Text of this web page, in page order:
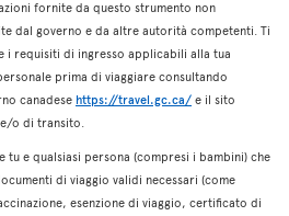
fornite da questo strumento non
dal governo e da altre autorità competenti. Ti
i requisiti di ingresso applicabili alla tua
prima di viaggiare consultando
canadese https://travel.gc.ca/ e il sito
e/o di transito.
tu e qualsiasi persona (compresi i bambini) che
di viaggio validi necessari (come
esenzione di viaggio, certificato di